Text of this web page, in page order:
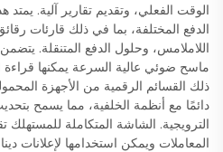
الوقت الفعلي، وتقديم تقارير آلية. يمتد
اللاملامس، وحلول الدفع المتنقلة.
ماسح ضوئي عالية السرعة يمكنها قراءة
ذلك القسائم الرقمية من الأجهزة
دائمًا مع أنظمة الخلفية، مما يسمح
الترويجية. الشاشة المتكاملة
المعاملات ويمكن استخدامها لإعلانات